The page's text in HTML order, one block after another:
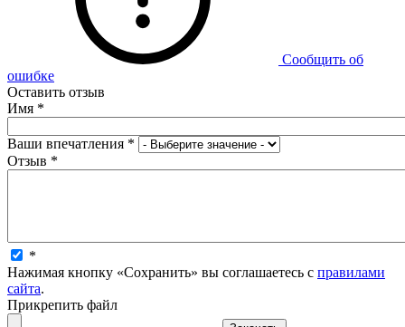
Сообщить об
ошибке
Оставить отзыв
Имя *
Ваши впечатления *
Отзыв *
*
Нажимая кнопку «Сохранить» вы соглашаетесь с правилами
сайта.
Прикрепить файл